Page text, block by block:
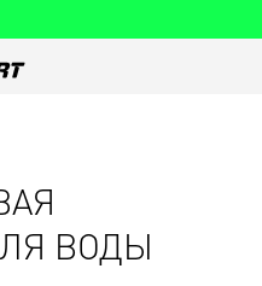
ВОДЫ